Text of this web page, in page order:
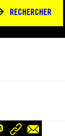
RECHERCHER